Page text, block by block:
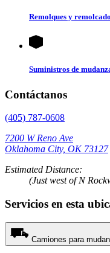
Remolques y remolcado
Suministros de
Contáctanos
(405) 787-0608
7200 W Reno Ave
Oklahoma City, OK 73127
Estimated Distance:
(Just west of N
Servicios en esta
Camiones para